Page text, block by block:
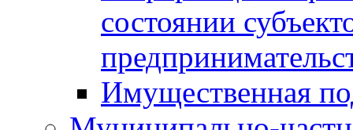
состоянии
Имущественная